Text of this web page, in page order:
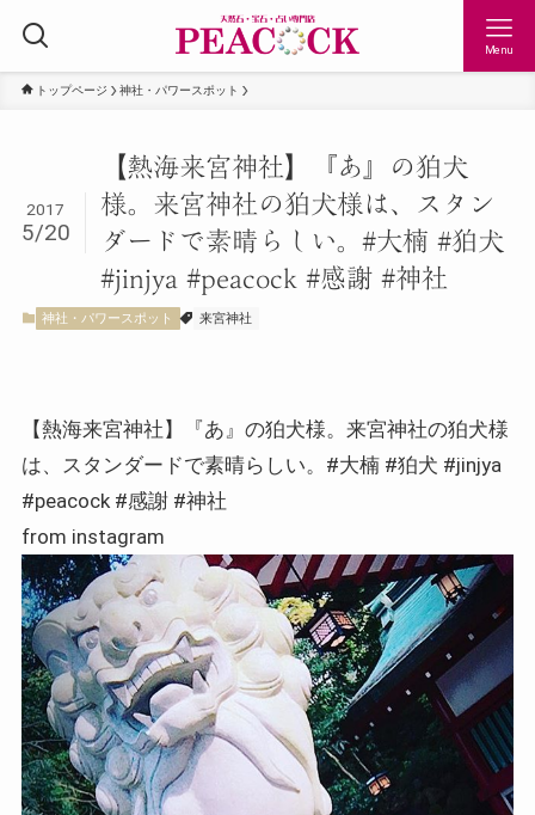
Menu
トップページ 神社・パワースポット
【熱海来宮神社】『あ』の狛犬
様。来宮神社の狛犬様は、スタン
ダードで素晴らしい。#大楠 #狛犬
#jinjya #peacock #感謝 #神社
2017
5/20
神社・パワースポット 来宮神社
【熱海来宮神社】『あ』の狛犬様。来宮神社の狛犬様
は、スタンダードで素晴らしい。#大楠 #狛犬 #jinjya
#peacock #感謝 #神社
from instagram